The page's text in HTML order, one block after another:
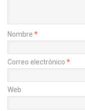
Nombre *
Correo electrónico *
Web